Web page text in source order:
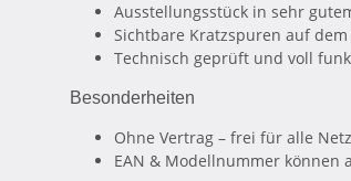
Ausstellungsstück in sehr
Sichtbare Kratzspuren auf
Technisch geprüft und voll
Besonderheiten
Ohne Vertrag – frei für alle
EAN & Modellnummer können